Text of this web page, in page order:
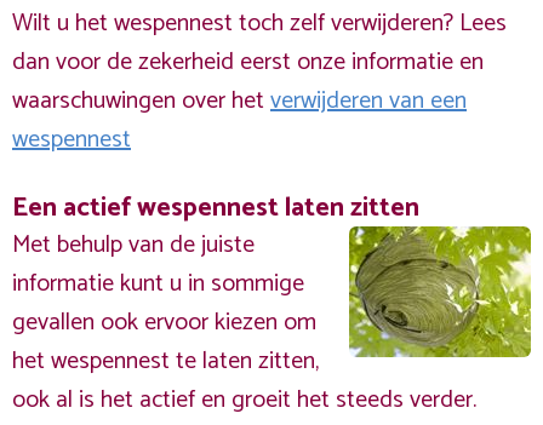
Wilt u het wespennest toch zelf verwijderen? Lees
dan voor de zekerheid eerst onze informatie en
waarschuwingen over hetverwijderen van een
wespennest
Een actief wespennest laten zitten
Met behulp van de juiste
informatie kunt u in sommige
gevallen ook ervoor kiezen om
het wespennest te laten zitten,
ook al is het actief en groeit het steeds verder.